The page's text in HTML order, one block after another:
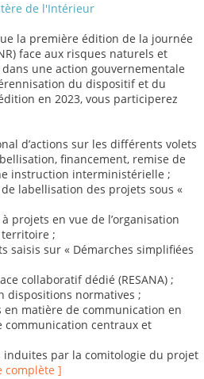
de l'Intérieur
la première édition de la journée
face aux risques naturels et
une action gouvernementale
du dispositif et du
en 2023, vous participerez
d’actions sur les différents volets
financement, remise de
instruction interministérielle ;
labellisation des projets sous «
projets en vue de l’organisation
territoire ;
saisis sur « Démarches simplifiées
collaboratif dédié (RESANA) ;
dispositions normatives ;
matière de communication en
communication centraux et
par la comitologie du projet
complète ]